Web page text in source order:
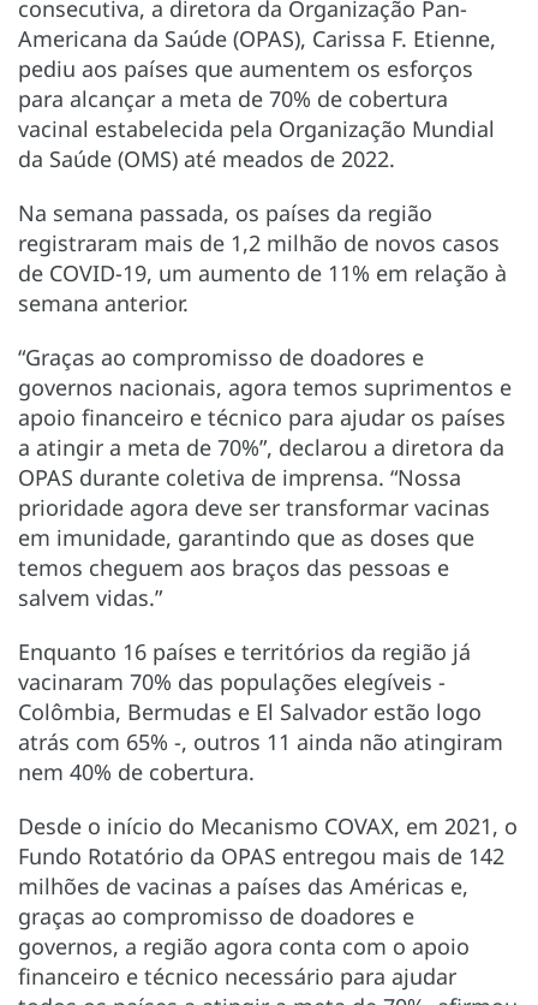
consecutiva, a diretora da Organização Pan-
Americana da Saúde (OPAS), Carissa F. Etienne,
pediu aos países que aumentem os esforços
para alcançar a meta de 70% de cobertura
vacinal estabelecida pela Organização Mundial
da Saúde (OMS) até meados de 2022.
Na semana passada, os países da região
registraram mais de 1,2 milhão de novos casos
de COVID-19, um aumento de 11% em relação à
semana anterior.
“Graças ao compromisso de doadores e
governos nacionais, agora temos suprimentos e
apoio financeiro e técnico para ajudar os países
a atingir a meta de 70%”, declarou a diretora da
OPAS durante coletiva de imprensa. “Nossa
prioridade agora deve ser transformar vacinas
em imunidade, garantindo que as doses que
temos cheguem aos braços das pessoas e
salvem vidas.”
Enquanto 16 países e territórios da região já
vacinaram 70% das populações elegíveis -
Colômbia, Bermudas e El Salvador estão logo
atrás com 65% -, outros 11 ainda não atingiram
nem 40% de cobertura.
Desde o início do Mecanismo COVAX, em 2021, o
Fundo Rotatório da OPAS entregou mais de 142
milhões de vacinas a países das Américas e,
graças ao compromisso de doadores e
governos, a região agora conta com o apoio
financeiro e técnico necessário para ajudar